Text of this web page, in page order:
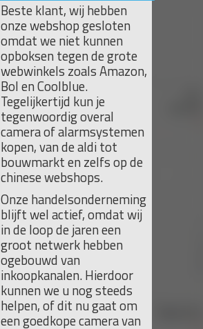
Beste klant, wij hebben
onze webshop gesloten
omdat we niet kunnen
opboksen tegen de grote
webwinkels zoals Amazon,
Bol en Coolblue.
Tegelijkertijd kun je
tegenwoordig overal
camera of alarmsystemen
kopen, van de aldi tot
bouwmarkt en zelfs op de
chinese webshops.
Onze handelsonderneming
blijft wel actief, omdat wij
in de loop de jaren een
groot netwerk hebben
ogebouwd van
inkoopkanalen. Hierdoor
kunnen we u nog steeds
helpen, of dit nu gaat om
een goedkope camera van